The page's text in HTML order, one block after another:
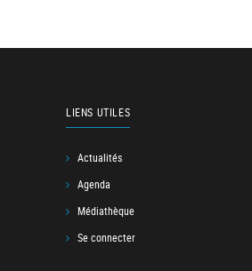
LIENS UTILES
Actualités
Agenda
Médiathèque
Se connecter